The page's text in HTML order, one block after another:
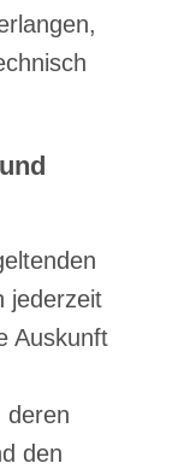
jederzeit
Auskunft
deren
den